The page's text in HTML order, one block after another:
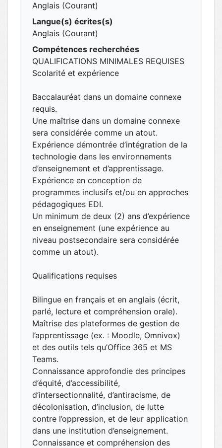
Anglais (Courant)
Langue(s) écrites(s)
Anglais (Courant)
Compétences recherchées
QUALIFICATIONS MINIMALES REQUISES
Scolarité et expérience
Baccalauréat dans un domaine connexe
requis.
Une maîtrise dans un domaine connexe
sera considérée comme un atout.
Expérience démontrée d’intégration de la
technologie dans les environnements
d’enseignement et d’apprentissage.
Expérience en conception de
programmes inclusifs et/ou en approches
pédagogiques EDI.
Un minimum de deux (2) ans d’expérience
en enseignement (une expérience au
niveau postsecondaire sera considérée
comme un atout).
Qualifications requises
Bilingue en français et en anglais (écrit,
parlé, lecture et compréhension orale).
Maîtrise des plateformes de gestion de
l’apprentissage (ex. : Moodle, Omnivox)
et des outils tels qu’Office 365 et MS
Teams.
Connaissance approfondie des principes
d’équité, d’accessibilité,
d’intersectionnalité, d’antiracisme, de
décolonisation, d’inclusion, de lutte
contre l’oppression, et de leur application
dans une institution d’enseignement.
Connaissance et compréhension des